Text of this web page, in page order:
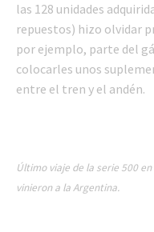
las 128 unidades
repuestos) hizo olvidar
por ejemplo, parte del
colocarles unos
entre el tren y el andén.
Último viaje de la serie 500
vinieron a la Argentina.